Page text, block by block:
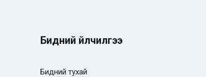
Бидний үйлчилгээ
Бидний тухай